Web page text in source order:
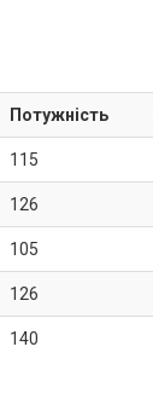
Потужність
115
126
105
126
140